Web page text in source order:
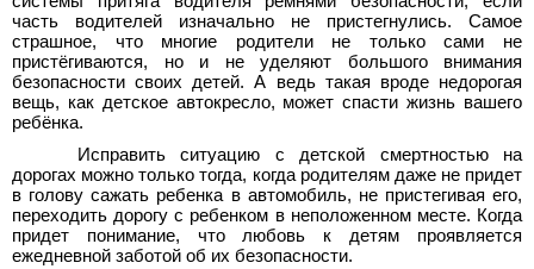
часть водителей изначально не пристегнулись. Самое
страшное, что многие родители не только сами не
пристёгиваются, но и не уделяют большого внимания
безопасности своих детей. А ведь такая вроде недорогая
вещь, как детское автокресло, может спасти жизнь вашего
ребёнка.
Исправить ситуацию с детской смертностью на
дорогах можно только тогда, когда родителям даже не придет
в голову сажать ребенка в автомобиль, не пристегивая его,
переходить дорогу с ребенком в неположенном месте. Когда
придет понимание, что любовь к детям проявляется
ежедневной заботой об их безопасности.